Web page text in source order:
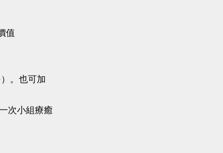
值
。也可加
次小組療癒